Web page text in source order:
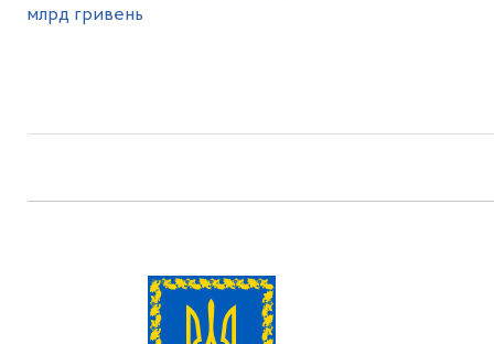
млрд гривень